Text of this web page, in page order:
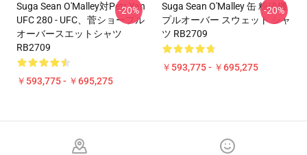
Suga Sean O'Malley対Petr Yan
UFC 280 - UFC、菅ショープル
オーバースエットシャツ
RB2709
￥593,775 - ￥695,275
-20%
Suga Sean O'Malley 缶 粉砕機
プルオーバー スウェット シャ
ツ RB2709
￥593,775 - ￥695,275
-20%